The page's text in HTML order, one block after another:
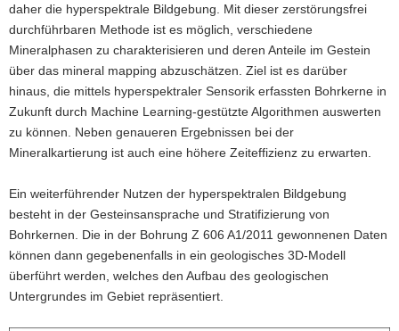
daher die hyperspektrale Bildgebung. Mit dieser zerstörungsfrei
durchführbaren Methode ist es möglich, verschiedene
Mineralphasen zu charakterisieren und deren Anteile im Gestein
über das mineral mapping abzuschätzen. Ziel ist es darüber
hinaus, die mittels hyperspektraler Sensorik erfassten Bohrkerne in
Zukunft durch Machine Learning-gestützte Algorithmen auswerten
zu können. Neben genaueren Ergebnissen bei der
Mineralkartierung ist auch eine höhere Zeiteffizienz zu erwarten.
Ein weiterführender Nutzen der hyperspektralen Bildgebung
besteht in der Gesteinsansprache und Stratifizierung von
Bohrkernen. Die in der Bohrung Z 606 A1/2011 gewonnenen Daten
können dann gegebenenfalls in ein geologisches 3D-Modell
überführt werden, welches den Aufbau des geologischen
Untergrundes im Gebiet repräsentiert.